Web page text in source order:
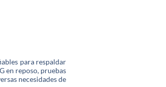
para respaldar
en reposo, pruebas
necesidades de